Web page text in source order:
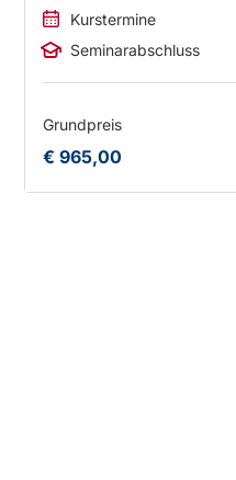
Kurstermine
Seminarabschluss
Grundpreis
€ 965,00